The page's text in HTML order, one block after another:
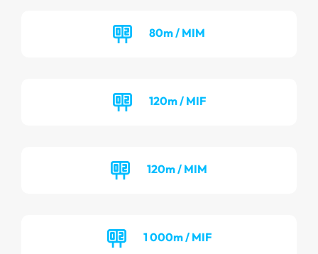
80m / MIM
120m / MIF
120m / MIM
1 000m / MIF